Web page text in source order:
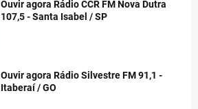
Ouvir agora Rádio CCR FM Nova Dutra
107,5 - Santa Isabel / SP
Ouvir agora Rádio Silvestre FM 91,1 -
Itaberaí / GO